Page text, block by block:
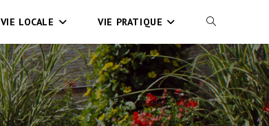
VIE LOCALE VIE PRATIQUE